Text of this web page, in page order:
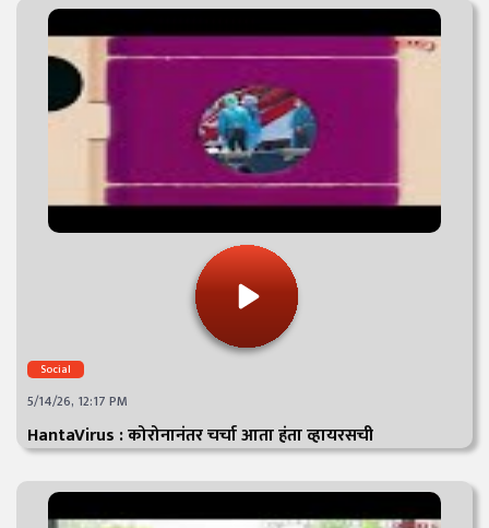
Social
5/14/26, 12:17 PM
HantaVirus : कोरोनानंतर चर्चा आता हंता व्हायरसची